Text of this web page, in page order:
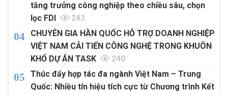
tăng trưởng công nghiệp theo chiều sâu, chọn
lọc FDI
243
CHUYÊN GIA HÀN QUỐC HỖ TRỢ DOANH NGHIỆP
VIỆT NAM CẢI TIẾN CÔNG NGHỆ TRONG KHUÔN
KHỔ DỰ ÁN TASK
240
Thúc đẩy hợp tác đa ngành Việt Nam – Trung
Quốc: Nhiều tín hiệu tích cực từ Chương trình Kết